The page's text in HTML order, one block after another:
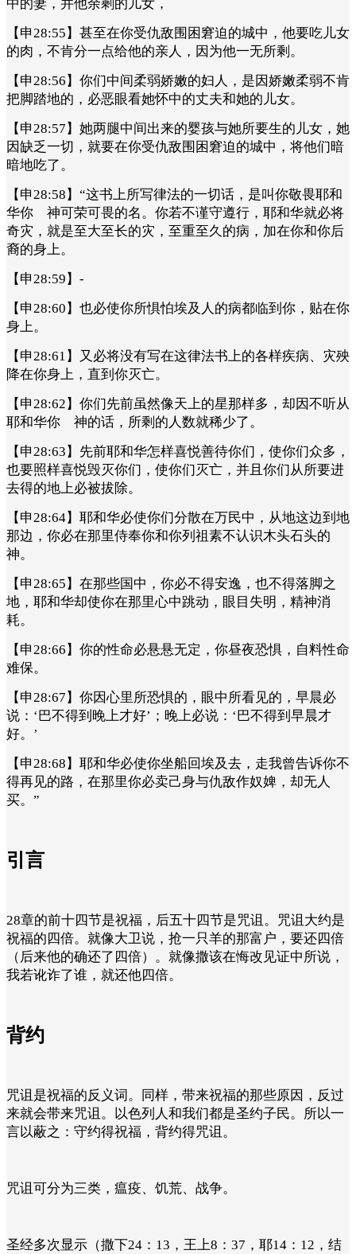
中的妻，并他余剩的儿女，
【申28:55】甚至在你受仇敌围困窘迫的城中，他要吃儿女
的肉，不肯分一点给他的亲人，因为他一无所剩。
【申28:56】你们中间柔弱娇嫩的妇人，是因娇嫩柔弱不肯
把脚踏地的，必恶眼看她怀中的丈夫和她的儿女。
【申28:57】她两腿中间出来的婴孩与她所要生的儿女，她
因缺乏一切，就要在你受仇敌围困窘迫的城中，将他们暗
暗地吃了。
【申28:58】“这书上所写律法的一切话，是叫你敬畏耶和
华你 神可荣可畏的名。你若不谨守遵行，耶和华就必将
奇灾，就是至大至长的灾，至重至久的病，加在你和你后
裔的身上。
【申28:59】-
【申28:60】也必使你所惧怕埃及人的病都临到你，贴在你
身上。
【申28:61】又必将没有写在这律法书上的各样疾病、灾殃
降在你身上，直到你灭亡。
【申28:62】你们先前虽然像天上的星那样多，却因不听从
耶和华你 神的话，所剩的人数就稀少了。
【申28:63】先前耶和华怎样喜悦善待你们，使你们众多，
也要照样喜悦毁灭你们，使你们灭亡，并且你们从所要进
去得的地上必被拔除。
【申28:64】耶和华必使你们分散在万民中，从地这边到地
那边，你必在那里侍奉你和你列祖素不认识木头石头的
神。
【申28:65】在那些国中，你必不得安逸，也不得落脚之
地，耶和华却使你在那里心中跳动，眼目失明，精神消
耗。
【申28:66】你的性命必悬悬无定，你昼夜恐惧，自料性命
难保。
【申28:67】你因心里所恐惧的，眼中所看见的，早晨必
说：‘巴不得到晚上才好’；晚上必说：‘巴不得到早晨才
好。’
【申28:68】耶和华必使你坐船回埃及去，走我曾告诉你不
得再见的路，在那里你必卖己身与仇敌作奴婢，却无人
买。”
引言
28章的前十四节是祝福，后五十四节是咒诅。咒诅大约是
祝福的四倍。就像大卫说，抢一只羊的那富户，要还四倍
（后来他的确还了四倍）。就像撒该在悔改见证中所说，
我若讹诈了谁，就还他四倍。
背约
咒诅是祝福的反义词。同样，带来祝福的那些原因，反过
来就会带来咒诅。以色列人和我们都是圣约子民。所以一
言以蔽之：守约得祝福，背约得咒诅。
咒诅可分为三类，瘟疫、饥荒、战争。
圣经多次显示（撒下24：13，王上8：37，耶14：12，结